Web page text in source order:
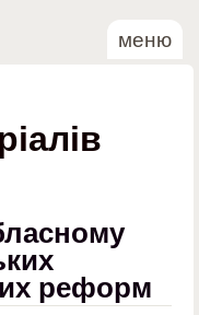
меню
реформ